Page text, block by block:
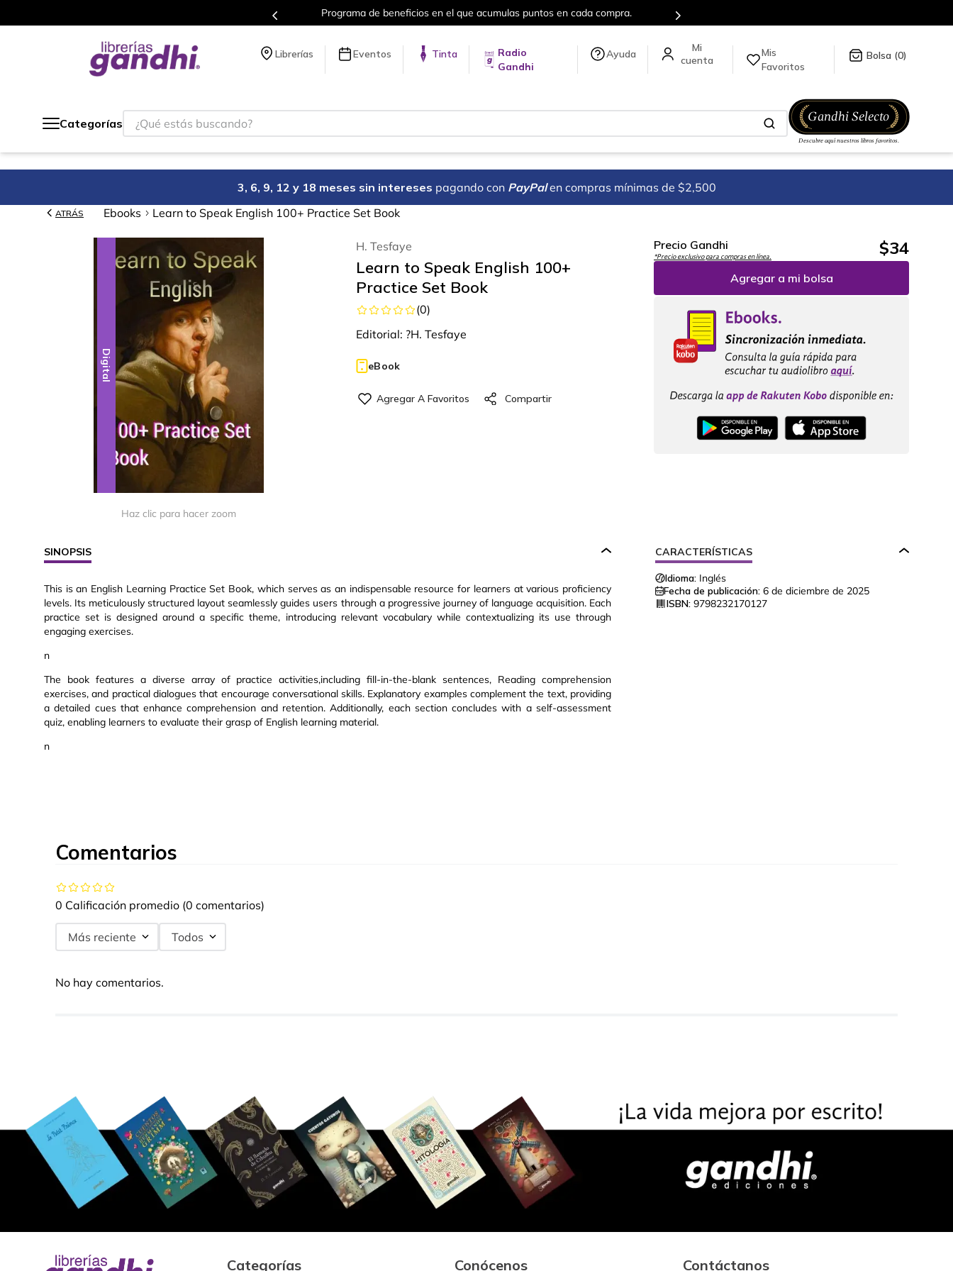
Programa de beneficios en el que acumulas puntos en cada compra. Más de 5 millones de títulos en nuestra tienda en línea.
Librerías Eventos Tinta
Radio
Gandhi
Ayuda
Mis
Favoritos
0
Categorías
¿Qué estás buscando?
3, 6, 9, 12 y 18 meses sin intereses pagando con PayPal en compras mínimas de $2,500
ATRÁS Ebooks Learn to Speak English 100+ Practice Set Book
Digital
Haz clic para hacer zoom
H. Tesfaye
Learn to Speak English 100+
Practice Set Book
(0)
Editorial: ?H. Tesfaye
eBook
Precio Gandhi
*Precio exclusivo para compras en línea. $34
Agregar a mi bolsa
SINOPSIS
This is an English Learning Practice Set Book, which serves as an indispensable resource for learners at various proficiency
levels. Its meticulously structured layout seamlessly guides users through a progressive journey of language acquisition. Each
practice set is designed around a specific theme, introducing relevant vocabulary while contextualizing its use through
engaging exercises.
n
The book features a diverse array of practice activities,including fill-in-the-blank sentences, Reading comprehension
exercises, and practical dialogues that encourage conversational skills. Explanatory examples complement the text, providing
a detailed cues that enhance comprehension and retention. Additionally, each section concludes with a self-assessment
quiz, enabling learners to evaluate their grasp of English learning material.
n
CARACTERÍSTICAS
Idioma: Inglés
Fecha de publicación: 6 de diciembre de 2025
ISBN: 9798232170127
Comentarios
0 Calificación promedio (0 comentarios)
Más reciente Todos
No hay comentarios.
Categorías Conócenos Contáctanos